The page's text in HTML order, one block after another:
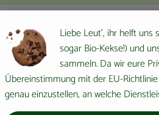
Liebe Leut', ihr helft uns
sogar Bio-Kekse!) und
sammeln. Da wir eure
Übereinstimmung mit der EU-
genau einzustellen, an welche